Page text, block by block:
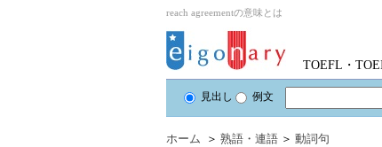
reach agreementの意味とは
TOEFL・
見出し 例文
ホーム ＞ 熟語・連語 ＞ 動詞句